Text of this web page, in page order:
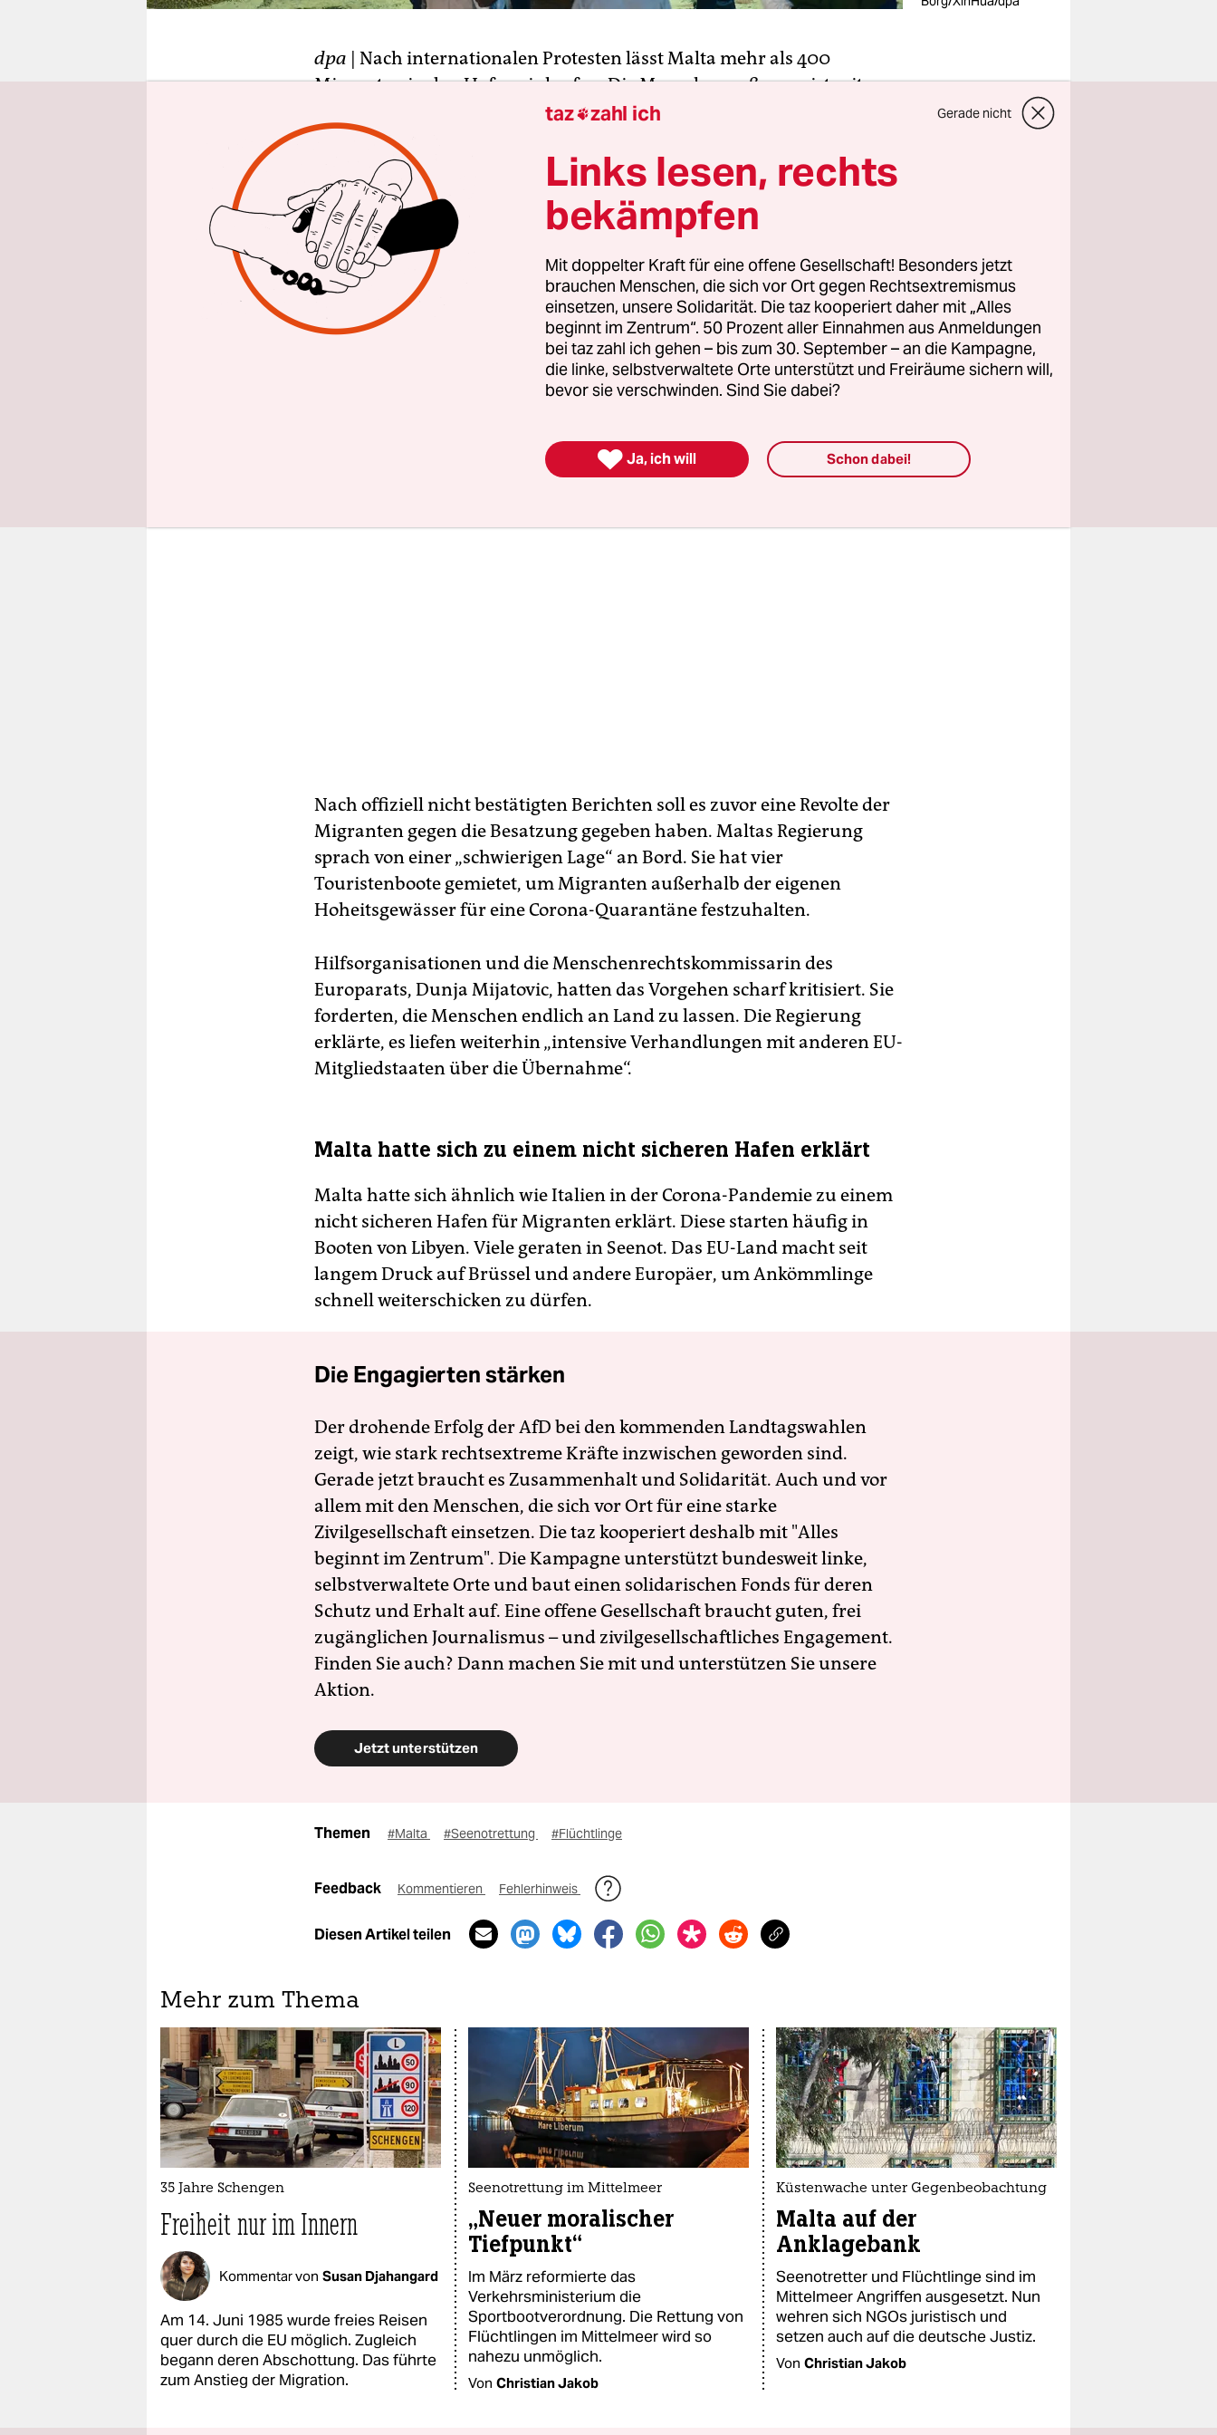
epaper login
dpa | Nach internationalen Protesten lässt Malta mehr als 400
Migranten in den Hafen einlaufen. Die Menschen saßen meist seit
kleinen Quarantäne-Schiffenvor dem Mittelmeerland
fest. Zugleich warf die Regierung in Valletta den anderen EU-Staaten
mangelnde Solidarität vor. „Die Regierung ist nicht gewillt, das Leben
sowohl der Migranten als auch der Besatzung zu gefährden,
angesichts der Tatsache, dass die Mitgliedstaaten der Europäischen
Union bei der Übernahme keine Solidarität zeigen“,
Mitteilung vom späten Samstag.
„Kein europäisches Land will diese Migranten aufnehmen, obwohl von
Solidarität die Rede war“, schrieb die Regierung. Als erstes lief die
ursprünglich als Touristenboot genutzte „Europa II“ in einen Hafen
nahe Valletta ein, wie die Zeitung „Times of Malta“ am Sonntag
Nach offiziell nicht bestätigten Berichten soll es zuvor eine Revolte der
Migranten gegen die Besatzung gegeben haben. Maltas Regierung
sprach von einer „schwierigen Lage“ an Bord. Sie hat vier
Touristenboote gemietet, um Migranten außerhalb der eigenen
Hoheitsgewässer für eine Corona-Quarantäne festzuhalten.
Hilfsorganisationen und die Menschenrechtskommissarin des
Europarats, Dunja Mijatovic, hatten das Vorgehen scharf kritisiert. Sie
forderten, die Menschen endlich an Land zu lassen. Die Regierung
erklärte, es liefen weiterhin „intensive Verhandlungen mit anderen EU-
Mitgliedstaaten über die Übernahme“.
Malta hatte sich zu einem nicht sicheren Hafen erklärt
Malta hatte sich ähnlich wie Italien in der Corona-Pandemie zu einem
nicht sicheren Hafen für Migranten erklärt. Diese starten häufig in
Booten von Libyen. Viele geraten in Seenot. Das EU-Land macht seit
langem Druck auf Brüssel und andere Europäer, um Ankömmlinge
schnell weiterschicken zu dürfen.
Die Engagierten stärken
Der drohende Erfolg der AfD bei den kommenden Landtagswahlen
zeigt, wie stark rechtsextreme Kräfte inzwischen geworden sind.
Gerade jetzt braucht es Zusammenhalt und Solidarität. Auch und vor
allem mit den Menschen, die sich vor Ort für eine starke
Zivilgesellschaft einsetzen. Die taz kooperiert deshalb mit "Alles
beginnt im Zentrum". Die Kampagne unterstützt bundesweit linke,
selbstverwaltete Orte und baut einen solidarischen Fonds für deren
Schutz und Erhalt auf. Eine offene Gesellschaft braucht guten, frei
zugänglichen Journalismus – und zivilgesellschaftliches Engagement.
Finden Sie auch? Dann machen Sie mit und unterstützen Sie unsere
Aktion.
Jetzt unterstützen
Themen #Malta #Seenotrettung #Flüchtlinge
Feedback Kommentieren Fehlerhinweis
Diesen Artikel teilen
Mehr zum Thema
35 Jahre Schengen
Freiheit nur im Innern
Kommentar von Susan Djahangard
Am 14. Juni 1985 wurde freies Reisen
quer durch die EU möglich. Zugleich
begann deren Abschottung. Das führte
zum Anstieg der Migration.
Seenotrettung im Mittelmeer
„Neuer moralischer
Tiefpunkt“
Im März reformierte das
Verkehrsministerium die
Sportbootverordnung. Die Rettung von
Flüchtlingen im Mittelmeer wird so
nahezu unmöglich.
Von Christian Jakob
Küstenwache unter Gegenbeobachtung
Malta auf der
Anklagebank
Seenotretter und Flüchtlinge sind im
Mittelmeer Angriffen ausgesetzt. Nun
wehren sich NGOs juristisch und
setzen auch auf die deutsche Justiz.
Von Christian Jakob
taz zahl ich Gerade nicht
Links lesen, rechts
bekämpfen
Mit doppelter Kraft für eine offene Gesellschaft! Besonders jetzt
brauchen Menschen, die sich vor Ort gegen Rechtsextremismus
einsetzen, unsere Solidarität. Die taz kooperiert daher mit „Alles
beginnt im Zentrum“. 50 Prozent aller Einnahmen aus Anmeldungen
bei taz zahl ich gehen – bis zum 30. September – an die Kampagne,
die linke, selbstverwaltete Orte unterstützt und Freiräume sichern will,
bevor sie verschwinden. Sind Sie dabei?
 Ja, ich will Schon dabei!